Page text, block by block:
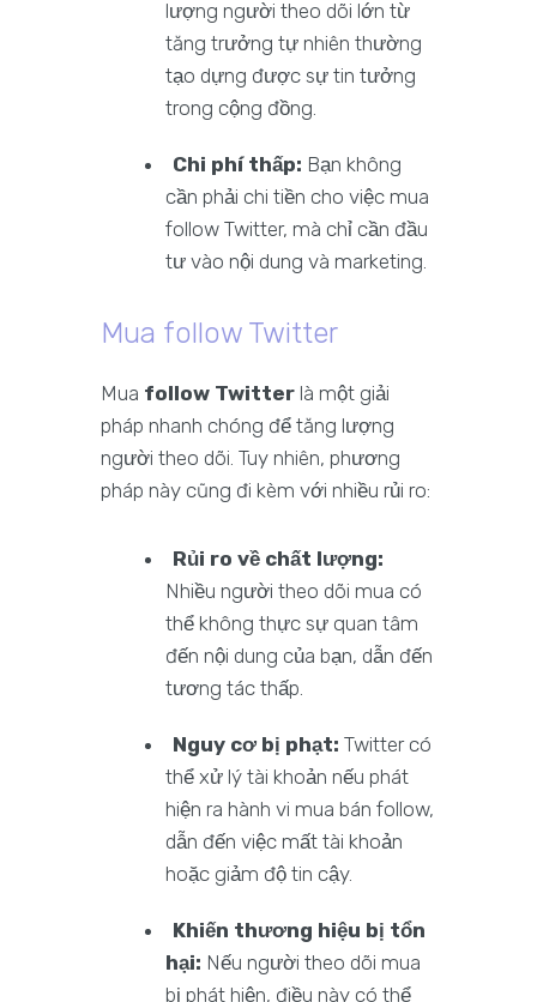
lượng người theo dõi lớn từ
tăng trưởng tự nhiên thường
tạo dựng được sự tin tưởng
trong cộng đồng.
Chi phí thấp: Bạn không
cần phải chi tiền cho việc mua
follow Twitter, mà chỉ cần đầu
tư vào nội dung và marketing.
Mua follow Twitter
Mua follow Twitter là một giải
pháp nhanh chóng để tăng lượng
người theo dõi. Tuy nhiên, phương
pháp này cũng đi kèm với nhiều rủi ro:
Rủi ro về chất lượng:
Nhiều người theo dõi mua có
thể không thực sự quan tâm
đến nội dung của bạn, dẫn đến
tương tác thấp.
Nguy cơ bị phạt: Twitter có
thể xử lý tài khoản nếu phát
hiện ra hành vi mua bán follow,
dẫn đến việc mất tài khoản
hoặc giảm độ tin cậy.
Khiến thương hiệu bị tổn
hại: Nếu người theo dõi mua
bị phát hiện, điều này có thể